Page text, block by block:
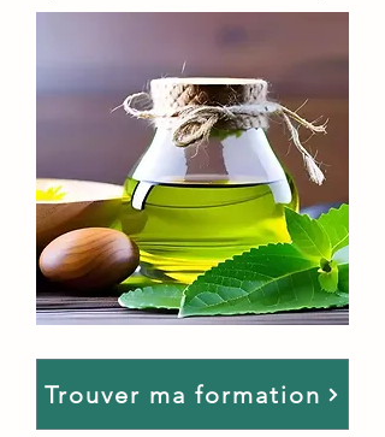
Trouver ma formation